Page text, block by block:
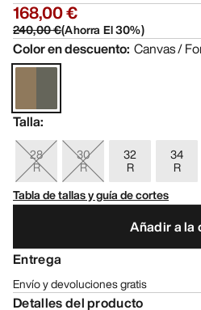
168,00 €
240,00 €(Ahorra El30%)
Color en descuento: Canvas /
Talla:
28
R
30
R
32
R
34
R
Tabla de tallas y guía de cortes
Añadir a la
Entrega
Envío y devoluciones gratis
Detalles del producto